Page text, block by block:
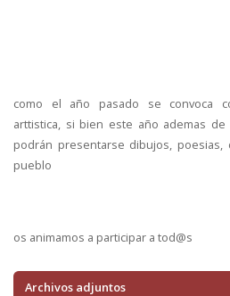
como el año pasado se convoca
arttistica, si bien este año ademas
podrán presentarse dibujos, poesias,
pueblo
os animamos a participar a tod@s
Archivos adjuntos